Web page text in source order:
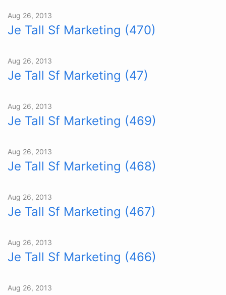
Aug 26, 2013
Je Tall Sf Marketing (470)
Aug 26, 2013
Je Tall Sf Marketing (47)
Aug 26, 2013
Je Tall Sf Marketing (469)
Aug 26, 2013
Je Tall Sf Marketing (468)
Aug 26, 2013
Je Tall Sf Marketing (467)
Aug 26, 2013
Je Tall Sf Marketing (466)
Aug 26, 2013